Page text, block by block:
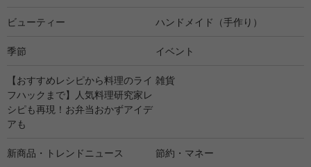
ビューティー ハンドメイド（手作り）
季節 イベント
【おすすめレシピから料理のライ
フハックまで】人気料理研究家レ
シピも再現！お弁当おかずアイデ
アも
雑貨
新商品・トレンドニュース 節約・マネー